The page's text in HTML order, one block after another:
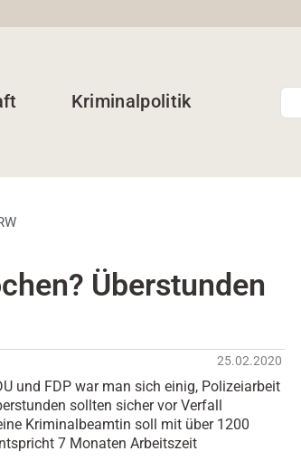
Kriminalpolitik
W
e
c
h
E
r
e
…
Überstunden
25.02.2020
und FDP war man sich einig, Polizeiarbeit
sollten sicher vor Verfall
Kriminalbeamtin soll mit über 1200
7 Monaten Arbeitszeit